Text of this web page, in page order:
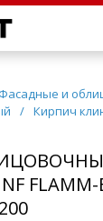
Фасадные и
/ Кирпич